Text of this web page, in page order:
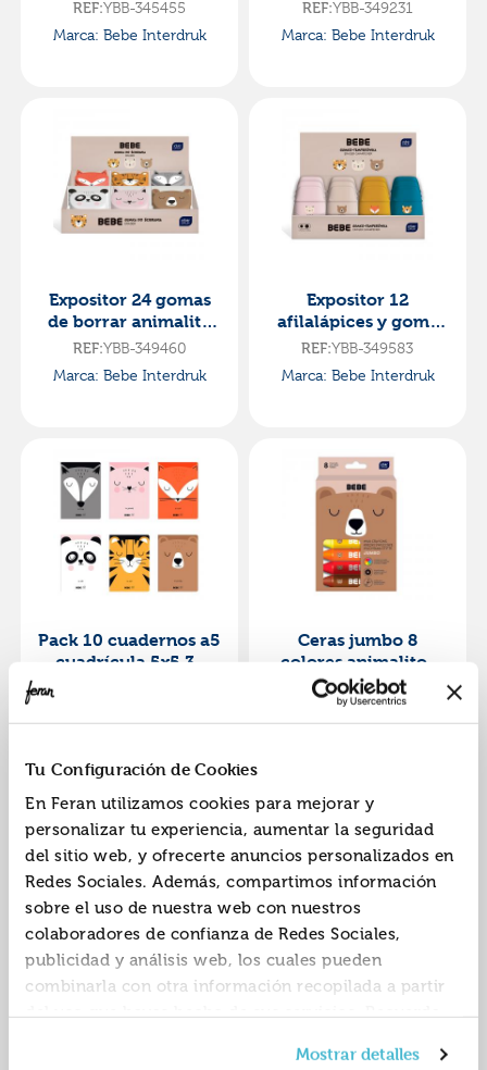
Tu Configuración de Cookies
En Feran utilizamos cookies para mejorar y
personalizar tu experiencia, aumentar la seguridad
del sitio web, y ofrecerte anuncios personalizados en
Redes Sociales. Además, compartimos información
sobre el uso de nuestra web con nuestros
colaboradores de confianza de Redes Sociales,
publicidad y análisis web, los cuales pueden
combinarla con otra información recopilada a partir
del uso que hayas hecho de sus servicios. Recuerda
consentimiento en cualquier momento. Para más
Mostrar detalles
REF:YBB-345455
Marca: Bebe Interdruk
animalitos bebe
friends
REF:YBB-349231
Marca: Bebe Interdruk
Expositor 24 gomas
de borrar animalito
bebe friends
REF:YBB-349460
Marca: Bebe Interdruk
Expositor 12
afilalápices y goma
de borrar 2 en 1
animalito bebe
friends modelo
REF:YBB-349583
Marca: Bebe Interdruk
Pack 10 cuadernos a5
cuadrícula 5x5 32
hojas 90gr animalitos
Ceras jumbo 8
colores animalitos
bebe friends
REF:YBB-362940
Set de notas y
adhesivos gato bebe
Set de notas y
adhesivos tigre bebe
friends
Marca: Bebe Interdruk